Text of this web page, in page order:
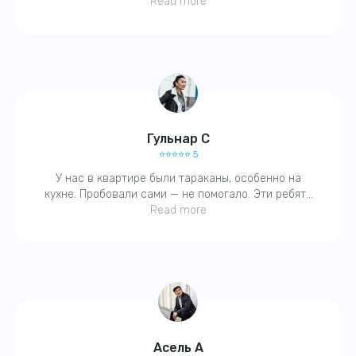
Гульнар С
⭐️⭐️⭐️⭐️⭐️ 5
У нас в квартире были тараканы, особенно на
кухне. Пробовали сами — не помогало. Эти ребята
всё сделали за один раз! Очень вежливый
Read more
Асель А